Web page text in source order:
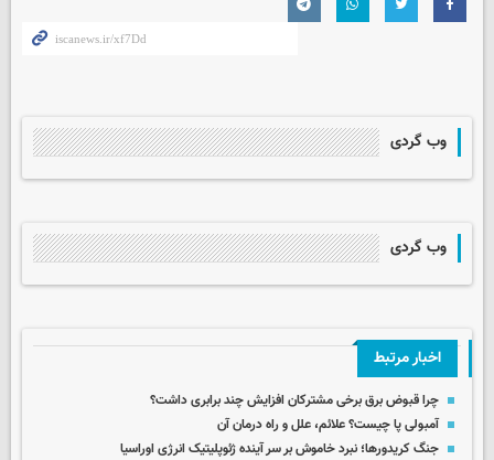
وب گردی
وب گردی
اخبار مرتبط
چرا قبوض برق برخی مشترکان افزایش چند برابری داشت؟
آمبولی پا چیست؟ علائم، علل و راه درمان آن
جنگ کریدورها؛ نبرد خاموش بر سر آینده ژئوپلیتیک انرژی اوراسیا